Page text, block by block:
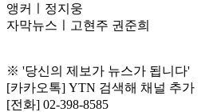
앵커ㅣ정지웅
자막뉴스ㅣ고현주 권준희
※ '당신의 제보가 뉴스가 됩니다'
[카카오톡] YTN 검색해 채널 추가
[전화] 02-398-8585